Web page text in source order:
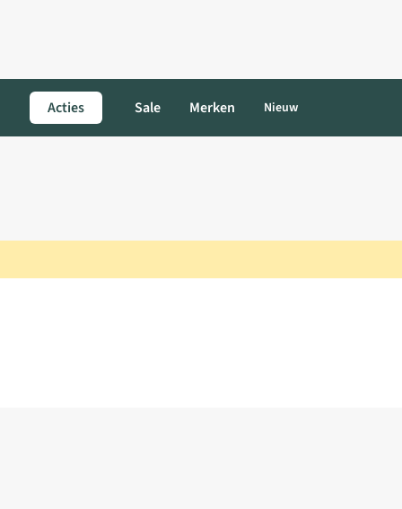
Acties Sale Merken Nieuw